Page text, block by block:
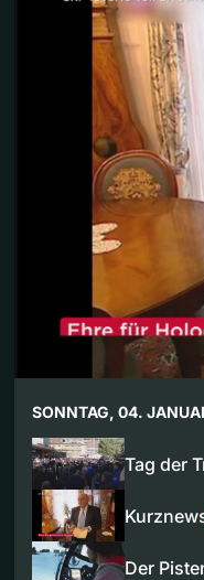
SONNTAG, 04.
Tag der
Der